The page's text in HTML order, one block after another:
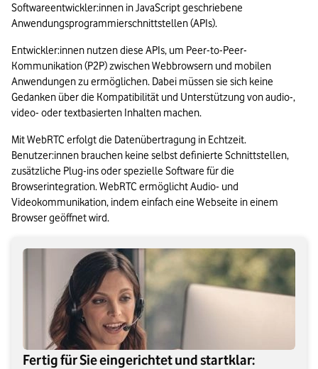
Softwareentwickler:innen in JavaScript geschriebene
Anwendungsprogrammierschnittstellen (APIs).
Entwickler:innen nutzen diese APIs, um Peer-to-Peer-
Kommunikation (P2P) zwischen Webbrowsern und mobilen
Anwendungen zu ermöglichen. Dabei müssen sie sich keine
Gedanken über die Kompatibilität und Unterstützung von audio-,
video- oder textbasierten Inhalten machen.
Mit WebRTC erfolgt die Datenübertragung in Echtzeit.
Benutzer:innen brauchen keine selbst definierte Schnittstellen,
zusätzliche Plug-ins oder spezielle Software für die
Browserintegration. WebRTC ermöglicht Audio- und
Videokommunikation, indem einfach eine Webseite in einem
Browser geöffnet wird.
Fertig für Sie eingerichtet und startklar: